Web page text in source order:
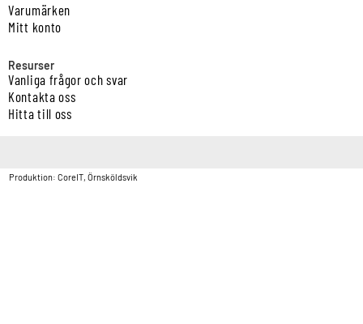
Varumärken
Mitt konto
Resurser
Vanliga frågor och svar
Kontakta oss
Hitta till oss
Produktion: CoreIT, Örnsköldsvik